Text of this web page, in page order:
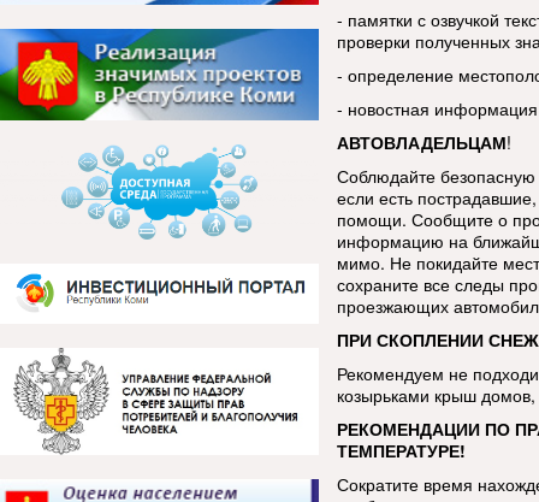
- памятки с озвучкой
проверки полученных
- определение
- новостная
АВТОВЛАДЕЛЬЦАМ!
Соблюдайте
если есть
помощи. Сообщите о
информацию на
мимо. Не покидайте
сохраните все следы
проезжающих
ПРИ СКОПЛЕНИИ
Рекомендуем не
козырьками крыш домов,
РЕКОМЕНДАЦИИ ПО
ТЕМПЕРАТУРЕ!
Сократите время